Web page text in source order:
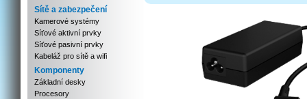
Sítě a zabezpečení
Kamerové systémy
Síťové aktivní prvky
Síťové pasivní prvky
Kabeláž pro sítě a wifi
Komponenty
Základní desky
Procesory